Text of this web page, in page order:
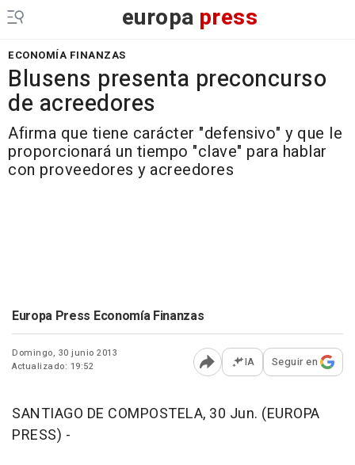
europa press
ECONOMÍA FINANZAS
Blusens presenta preconcurso
de acreedores
Afirma que tiene carácter "defensivo" y que le
proporcionará un tiempo "clave" para hablar
con proveedores y acreedores
Europa Press Economía Finanzas
Domingo, 30 junio 2013
Actualizado: 19:52
Abrir opciones para
IA Seguir en
SANTIAGO DE COMPOSTELA, 30 Jun. (EUROPA
PRESS) -